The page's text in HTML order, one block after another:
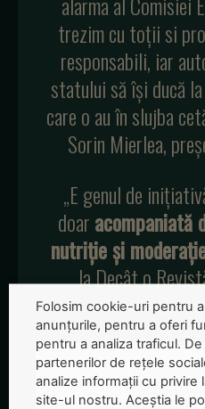
trezim cu toții si
responsabili, iar
statului să își ducă
care o au în slujba
Sorin Mierlea,
„E genul de
doaracompaniată
nutriție și
la Decât o
Folosim cookie-uri pentru
anunțurile, pentru a oferi
pentru a analiza traficul.
partenerilor de rețele
analize informații cu privire
site-ul nostru. Aceștia le